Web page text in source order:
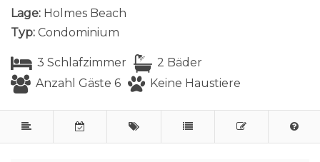
Lage: Holmes Beach
Typ: Condominium
3 Schlafzimmer
2 Bäder
Anzahl Gäste 6
Keine Haustiere